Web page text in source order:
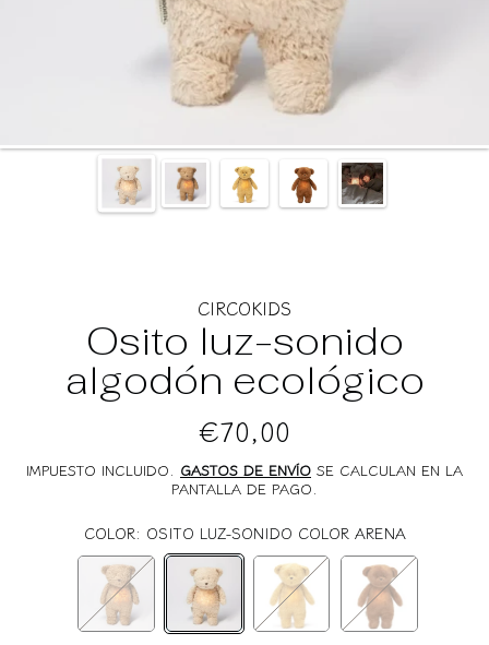
CIRCOKIDS
Osito luz-sonido
algodón ecológico
Precio
Regular
€70,00
IMPUESTO INCLUIDO. GASTOS DE ENVÍO SE CALCULAN EN LA
PANTALLA DE PAGO.
COLOR: OSITO LUZ-SONIDO COLOR ARENA
OSITO
LUZ-
OSITO
LUZ-
OSITO
LUZ-
OSITO
LUZ-